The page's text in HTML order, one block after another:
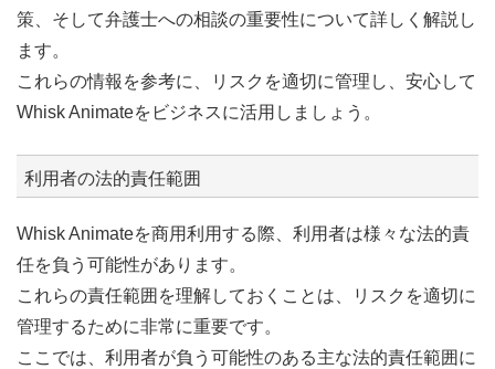
策、そして弁護士への相談の重要性について詳しく解説し
ます。
これらの情報を参考に、リスクを適切に管理し、安心して
Whisk Animateをビジネスに活用しましょう。
利用者の法的責任範囲
Whisk Animateを商用利用する際、利用者は様々な法的責
任を負う可能性があります。
これらの責任範囲を理解しておくことは、リスクを適切に
管理するために非常に重要です。
ここでは、利用者が負う可能性のある主な法的責任範囲に